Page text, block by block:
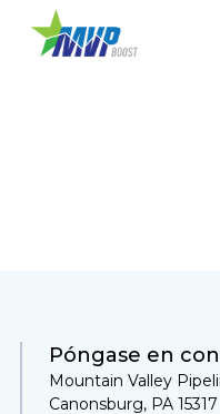
Póngase en
Mountain Valley
Canonsburg, PA 15317